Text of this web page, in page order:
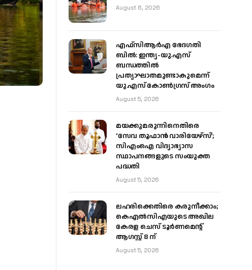
August 6, 2026
എഫ്‌സിആർഎ ഭേദഗതി
ബിൽ: ഇന്ത്യ-യു.എസ്
ബന്ധത്തിൽ
പ്രത്യാഘാതമുണ്ടാകുമെന്ന്
യു.എസ് കോൺഗ്രസ് അംഗം
August 5, 2026
മയക്കുമരുന്നിനെതിരെ
‘സേവ തൂഫാൻ വാരിയേഴ്‌സ്’;
സിഎംഐ വിദ്യാഭ്യാസ
സ്ഥാപനങ്ങളുടെ സംയുക്ത
പദ്ധതി
August 5, 2026
ലഹരിക്കെതിരെ കരുനീക്കാം;
കെഎൽസിഎയുടെ അഖില
കേരള ചെസ് ടൂർണമെന്റ്
ആഗസ്റ്റ് 8 ന്
August 5, 2026